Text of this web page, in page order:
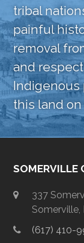
tribal
painful
removal
and
Indigenous
this land
SOMERVILLE
337
Somerville,
(617) 410-